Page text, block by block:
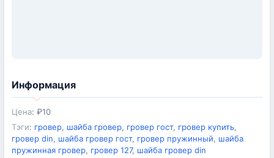
Информация
Цена: ₽10
Тэги: гровер, шайба гровер, гровер гост, гровер купить,
гровер din, шайба гровер гост, гровер пружинный, шайба
пружинная гровер, гровер 127, шайба гровер din